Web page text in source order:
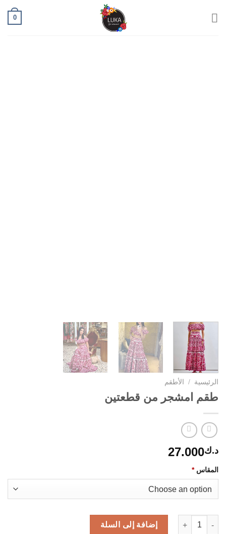
0
الرئيسية / الأطقم
طقم امشجر من قطعتين
د.ك27.000
المقاس *
كمية طقم امشجر من قطعتين
إضافة إلى السلة